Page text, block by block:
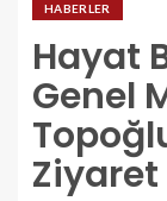
HABERLER
Hayat
Genel
Ziyaret